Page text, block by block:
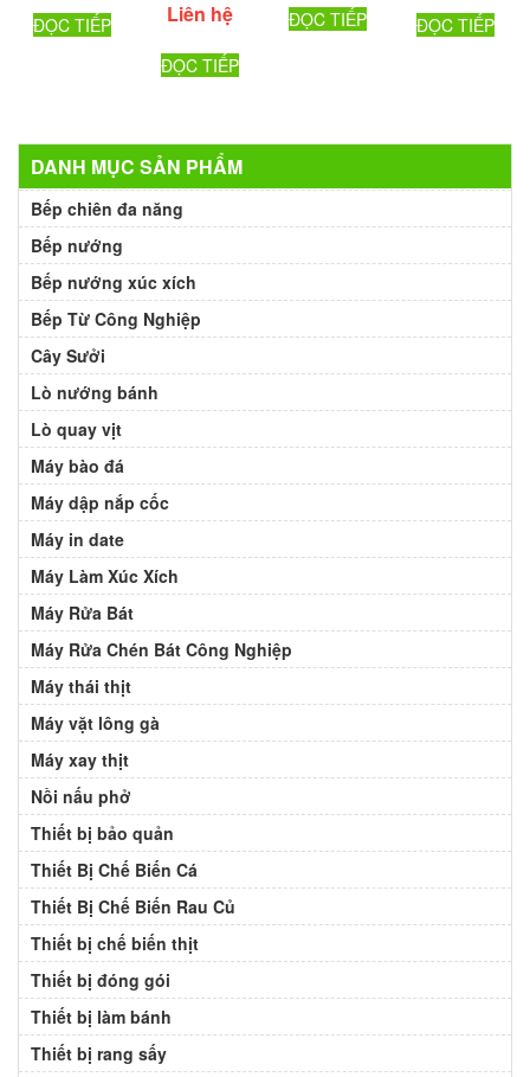
ĐỌC TIẾP Liên hệ
ĐỌC TIẾP
ĐỌC TIẾP ĐỌC TIẾP
DANH MỤC SẢN PHẨM
Bếp chiên đa năng
Bếp nướng
Bếp nướng xúc xích
Bếp Từ Công Nghiệp
Cây Sưởi
Lò nướng bánh
Lò quay vịt
Máy bào đá
Máy dập nắp cốc
Máy in date
Máy Làm Xúc Xích
Máy Rửa Bát
Máy Rửa Chén Bát Công Nghiệp
Máy thái thịt
Máy vặt lông gà
Máy xay thịt
Nồi nấu phở
Thiết bị bảo quản
Thiết Bị Chế Biến Cá
Thiết Bị Chế Biến Rau Củ
Thiết bị chế biến thịt
Thiết bị đóng gói
Thiết bị làm bánh
Thiết bị rang sấy